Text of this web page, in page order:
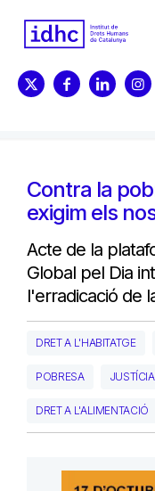
Contra la
exigim els
Acte de la
Global pel Dia
l'erradicació de
DRET A L'HABITATGE
POBRESA
DRET A L'ALIMENTACIÓ